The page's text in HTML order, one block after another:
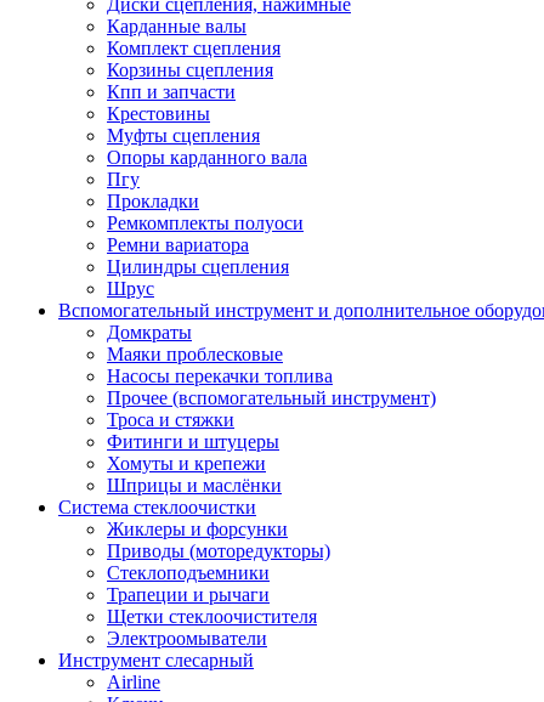
Диски сцепления, нажимные
Карданные валы
Комплект сцепления
Корзины сцепления
Кпп и запчасти
Крестовины
Муфты сцепления
Опоры карданного вала
Пгу
Прокладки
Ремкомплекты полуоси
Ремни вариатора
Цилиндры сцепления
Шрус
Вспомогательный инструмент и дополнительное
Домкраты
Маяки проблесковые
Насосы перекачки топлива
Прочее (вспомогательный инструмент)
Троса и стяжки
Фитинги и штуцеры
Хомуты и крепежи
Шприцы и маслёнки
Система стеклоочистки
Жиклеры и форсунки
Приводы (моторедукторы)
Стеклоподъемники
Трапеции и рычаги
Щетки стеклоочистителя
Электроомыватели
Инструмент слесарный
Airline